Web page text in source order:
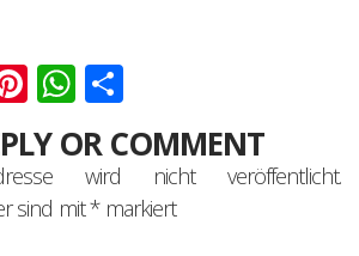
Pinterest
WhatsApp
OR COMMENT
wird nicht veröffentlicht.
sind mit*markiert